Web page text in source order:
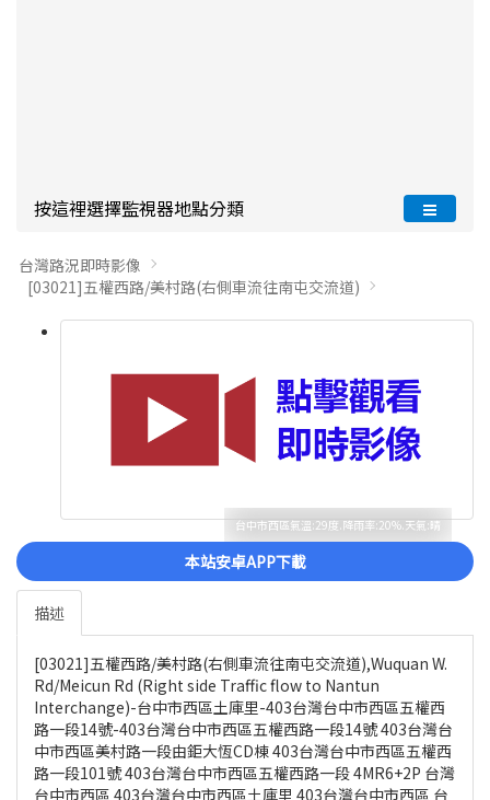
按這裡選擇監視器地點分類
台灣路況即時影像
[03021]五權西路/美村路(右側車流往南屯交流道)
台中市西區氣溫:29度.降雨率:20%.天氣:晴
本站安卓APP下載
描述
[03021]五權西路/美村路(右側車流往南屯交流道),Wuquan W.
Rd/Meicun Rd (Right side Traffic flow to Nantun
Interchange)-台中市西區土庫里-403台灣台中市西區五權西
路一段14號-403台灣台中市西區五權西路一段14號 403台灣台
中市西區美村路一段由鉅大恆CD棟 403台灣台中市西區五權西
路一段101號 403台灣台中市西區五權西路一段 4MR6+2P 台灣
台中市西區 403台灣台中市西區土庫里 403台灣台中市西區 台